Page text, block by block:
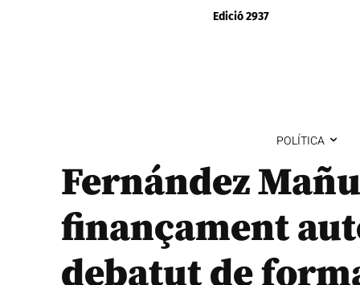
Edició 2937
POLÍTICA
Fernández
finançament
debatut de